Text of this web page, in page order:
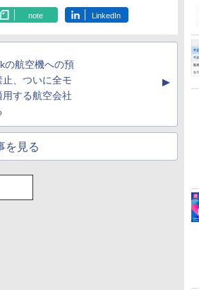
note LinkedIn
の航空機への預
止、ついに全モ
用する航空会社
▲
を見る